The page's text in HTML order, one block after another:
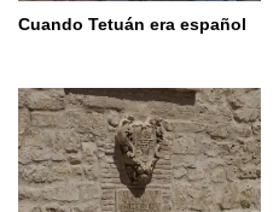
Cuando Tetuán era español